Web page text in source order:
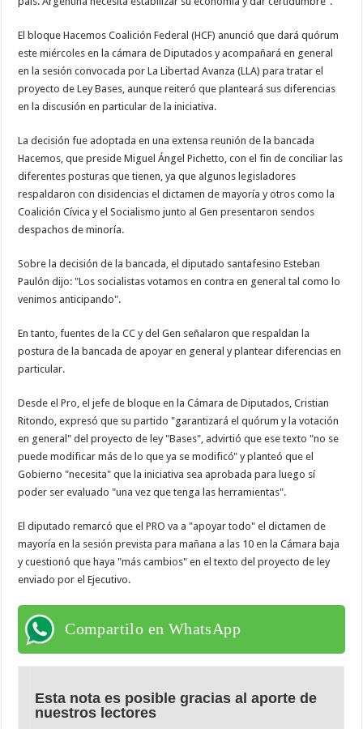
El bloque Hacemos Coalición Federal (HCF) anunció que dará quórum
este miércoles en la cámara de Diputados y acompañará en general
en la sesión convocada por La Libertad Avanza (LLA) para tratar el
proyecto de Ley Bases, aunque reiteró que planteará sus diferencias
en la discusión en particular de la iniciativa.
La decisión fue adoptada en una extensa reunión de la bancada
Hacemos, que preside Miguel Ángel Pichetto, con el fin de conciliar las
diferentes posturas que tienen, ya que algunos legisladores
respaldaron con disidencias el dictamen de mayoría y otros como la
Coalición Cívica y el Socialismo junto al Gen presentaron sendos
despachos de minoría.
Sobre la decisión de la bancada, el diputado santafesino Esteban
Paulón dijo: "Los socialistas votamos en contra en general tal como lo
venimos anticipando".
En tanto, fuentes de la CC y del Gen señalaron que respaldan la
postura de la bancada de apoyar en general y plantear diferencias en
particular.
Desde el Pro, el jefe de bloque en la Cámara de Diputados, Cristian
Ritondo, expresó que su partido "garantizará el quórum y la votación
en general" del proyecto de ley "Bases", advirtió que ese texto "no se
puede modificar más de lo que ya se modificó" y planteó que el
Gobierno "necesita" que la iniciativa sea aprobada para luego sí
poder ser evaluado "una vez que tenga las herramientas".
El diputado remarcó que el PRO va a "apoyar todo" el dictamen de
mayoría en la sesión prevista para mañana a las 10 en la Cámara baja
y cuestionó que haya "más cambios" en el texto del proyecto de ley
enviado por el Ejecutivo.
Compartilo en WhatsApp
Esta nota es posible gracias al aporte de
nuestros lectores